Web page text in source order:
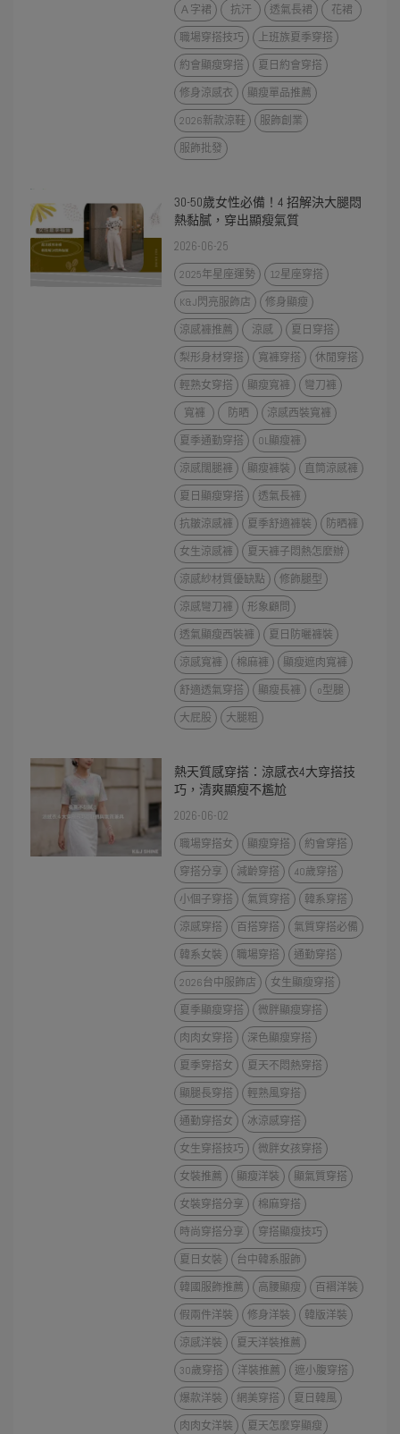
Ａ字裙 抗汗 透氣長裙
花裙
職場穿搭技巧
上班族夏季穿搭
約會顯瘦穿搭
夏日約會穿搭
修身涼感衣
顯瘦單品推薦
2026新款涼鞋
服飾創業
服飾批發
30-50歲女性必備！4 招解決大腿悶
熱黏膩，穿出顯瘦氣質
2026-06-25
2025年星座運勢
12星座穿搭
K&J閃亮服飾店
修身顯瘦
涼感褲推薦
涼感
夏日穿搭
梨形身材穿搭
寬褲穿搭
休閒穿搭
輕熟女穿搭
顯瘦寬褲
彎刀褲
寬褲
防晒
涼感西裝寬褲
夏季通勤穿搭
OL顯瘦褲
涼感闊腿褲
顯瘦褲裝
直筒涼感褲
夏日顯瘦穿搭
透氣長褲
抗皺涼感褲
夏季舒適褲裝
防晒褲
女生涼感褲
夏天褲子悶熱怎麼辦
涼感紗材質優缺點
修飾腿型
涼感彎刀褲
形象顧問
透氣顯瘦西裝褲
夏日防曬褲裝
涼感寬褲
棉麻褲
顯瘦遮肉寬褲
舒適透氣穿搭
顯瘦長褲
o型腿
大屁股
大腿粗
熱天質感穿搭：涼感衣4大穿搭技
巧，清爽顯瘦不尷尬
2026-06-02
職場穿搭女 顯瘦穿搭
約會穿搭
穿搭分享
減齡穿搭
40歲穿搭
小個子穿搭
氣質穿搭
韓系穿搭
涼感穿搭
百搭穿搭
氣質穿搭必備
韓系女裝
職場穿搭
通勤穿搭
2026台中服飾店
女生顯瘦穿搭
夏季顯瘦穿搭
微胖顯瘦穿搭
肉肉女穿搭
深色顯瘦穿搭
夏季穿搭女
夏天不悶熱穿搭
顯腿長穿搭
輕熟風穿搭
通勤穿搭女
冰涼感穿搭
女生穿搭技巧
微胖女孩穿搭
女裝推薦
顯瘦洋裝
顯氣質穿搭
女裝穿搭分享
棉麻穿搭
時尚穿搭分享
穿搭顯瘦技巧
夏日女裝
台中韓系服飾
韓國服飾推薦
高腰顯瘦
百褶洋裝
假兩件洋裝
修身洋裝
韓版洋裝
涼感洋裝
夏天洋裝推薦
30歲穿搭
洋裝推薦
遮小腹穿搭
爆款洋裝
網美穿搭
夏日韓風
肉肉女洋裝
夏天怎麼穿顯瘦